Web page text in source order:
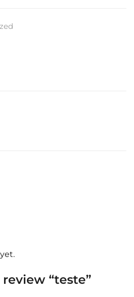
“teste”